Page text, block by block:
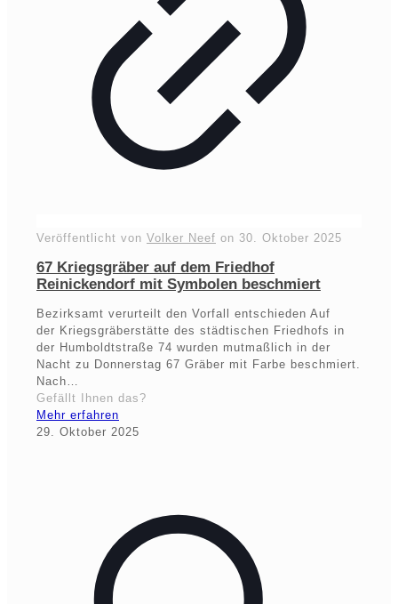
Veröffentlicht von Volker Neef on 30. Oktober 2025
67 Kriegsgräber auf dem Friedhof
Reinickendorf mit Symbolen beschmiert
Bezirksamt verurteilt den Vorfall entschieden Auf
der Kriegsgräberstätte des städtischen Friedhofs in
der Humboldtstraße 74 wurden mutmaßlich in der
Nacht zu Donnerstag 67 Gräber mit Farbe beschmiert.
Nach…
Gefällt Ihnen das?
Mehr erfahren
29. Oktober 2025